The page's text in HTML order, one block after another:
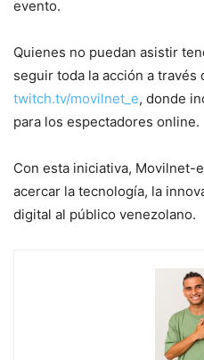
evento.
Quienes no puedan asistir
seguir toda la acción a través
twitch.tv/movilnet_e, donde
para los espectadores online.
Con esta iniciativa, Movilnet-
acercar la tecnología, la
digital al público venezolano.